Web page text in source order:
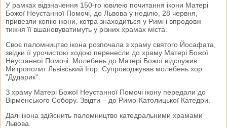
У рамках відзначення 150-го ювілею почитання ікони Матері
Божої Неустанної Помочі, до Львова у неділю, 28 червня,
привезли копію ікони, котра знаходиться у Римі і впродовж
тижня її вшановуватимуть у різних храмах міста.
Своє паломництво ікона розпочала з храму святого Йосафата,
звідки її урочистою ходою перенесли до храму Матері Божої
Неустанної Помочі. Молебень до Матері Божої відслужив
Митрополит Львівський Ігор. Супроводжував молебень хор
"Дударик".
З храму Матері Божої Неустанної Помочі ікону передали до
Вірменського Собору. Звідти – до Римо-Католицької Катедри.
Далі ікона здійснить паломництво катедральними храмами
Львова.